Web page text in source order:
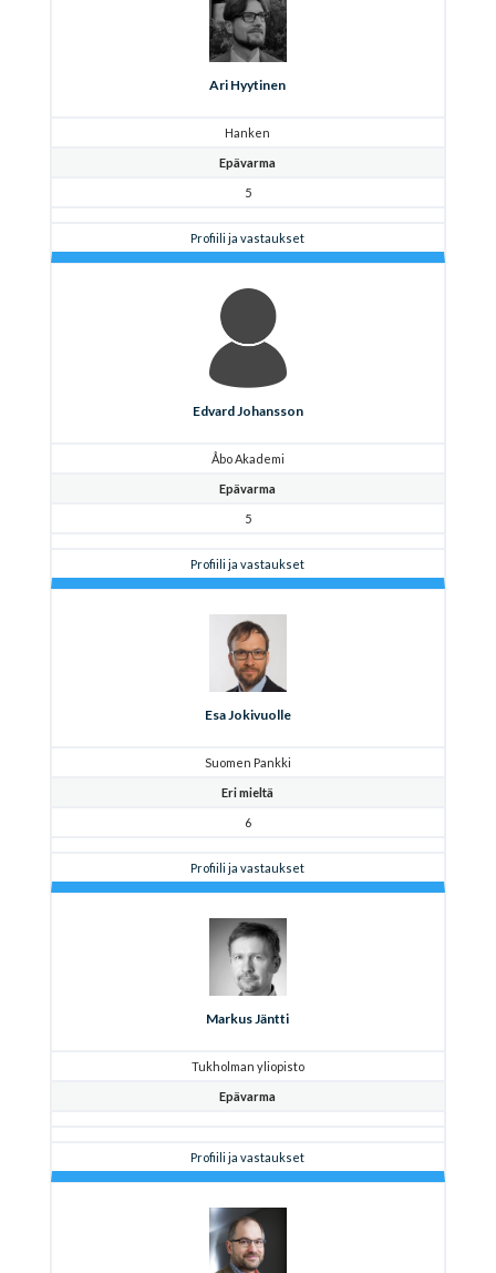
Ari Hyytinen
Hanken
Epävarma
5
Profiili ja vastaukset
Edvard Johansson
Åbo Akademi
Epävarma
5
Profiili ja vastaukset
Esa Jokivuolle
Suomen Pankki
Eri mieltä
6
Profiili ja vastaukset
Markus Jäntti
Tukholman yliopisto
Epävarma
Profiili ja vastaukset